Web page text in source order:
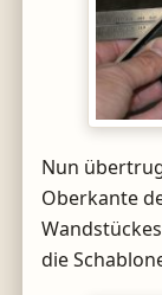
Nun
Oberkante
die